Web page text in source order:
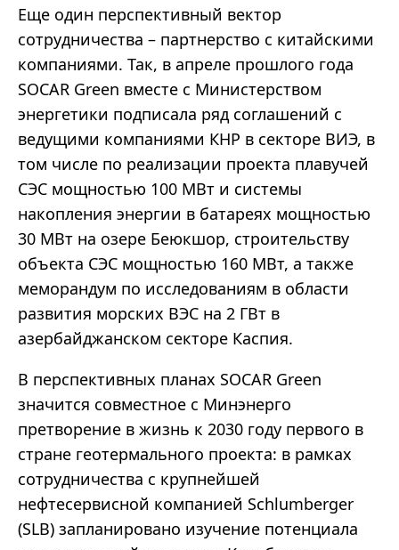
Еще один перспективный вектор
сотрудничества – партнерство с китайскими
компаниями. Так, в апреле прошлого года
SOCAR Green вместе с Министерством
энергетики подписала ряд соглашений с
ведущими компаниями КНР в секторе ВИЭ, в
том числе по реализации проекта плавучей
СЭС мощностью 100 МВт и системы
накопления энергии в батареях мощностью
30 МВт на озере Беюкшор, строительству
объекта СЭС мощностью 160 МВт, а также
меморандум по исследованиям в области
развития морских ВЭС на 2 ГВт в
азербайджанском секторе Каспия.
В перспективных планах SOCAR Green
значится совместное с Минэнерго
претворение в жизнь к 2030 году первого в
стране геотермального проекта: в рамках
сотрудничества с крупнейшей
нефтесервисной компанией Schlumberger
(SLB) запланировано изучение потенциала